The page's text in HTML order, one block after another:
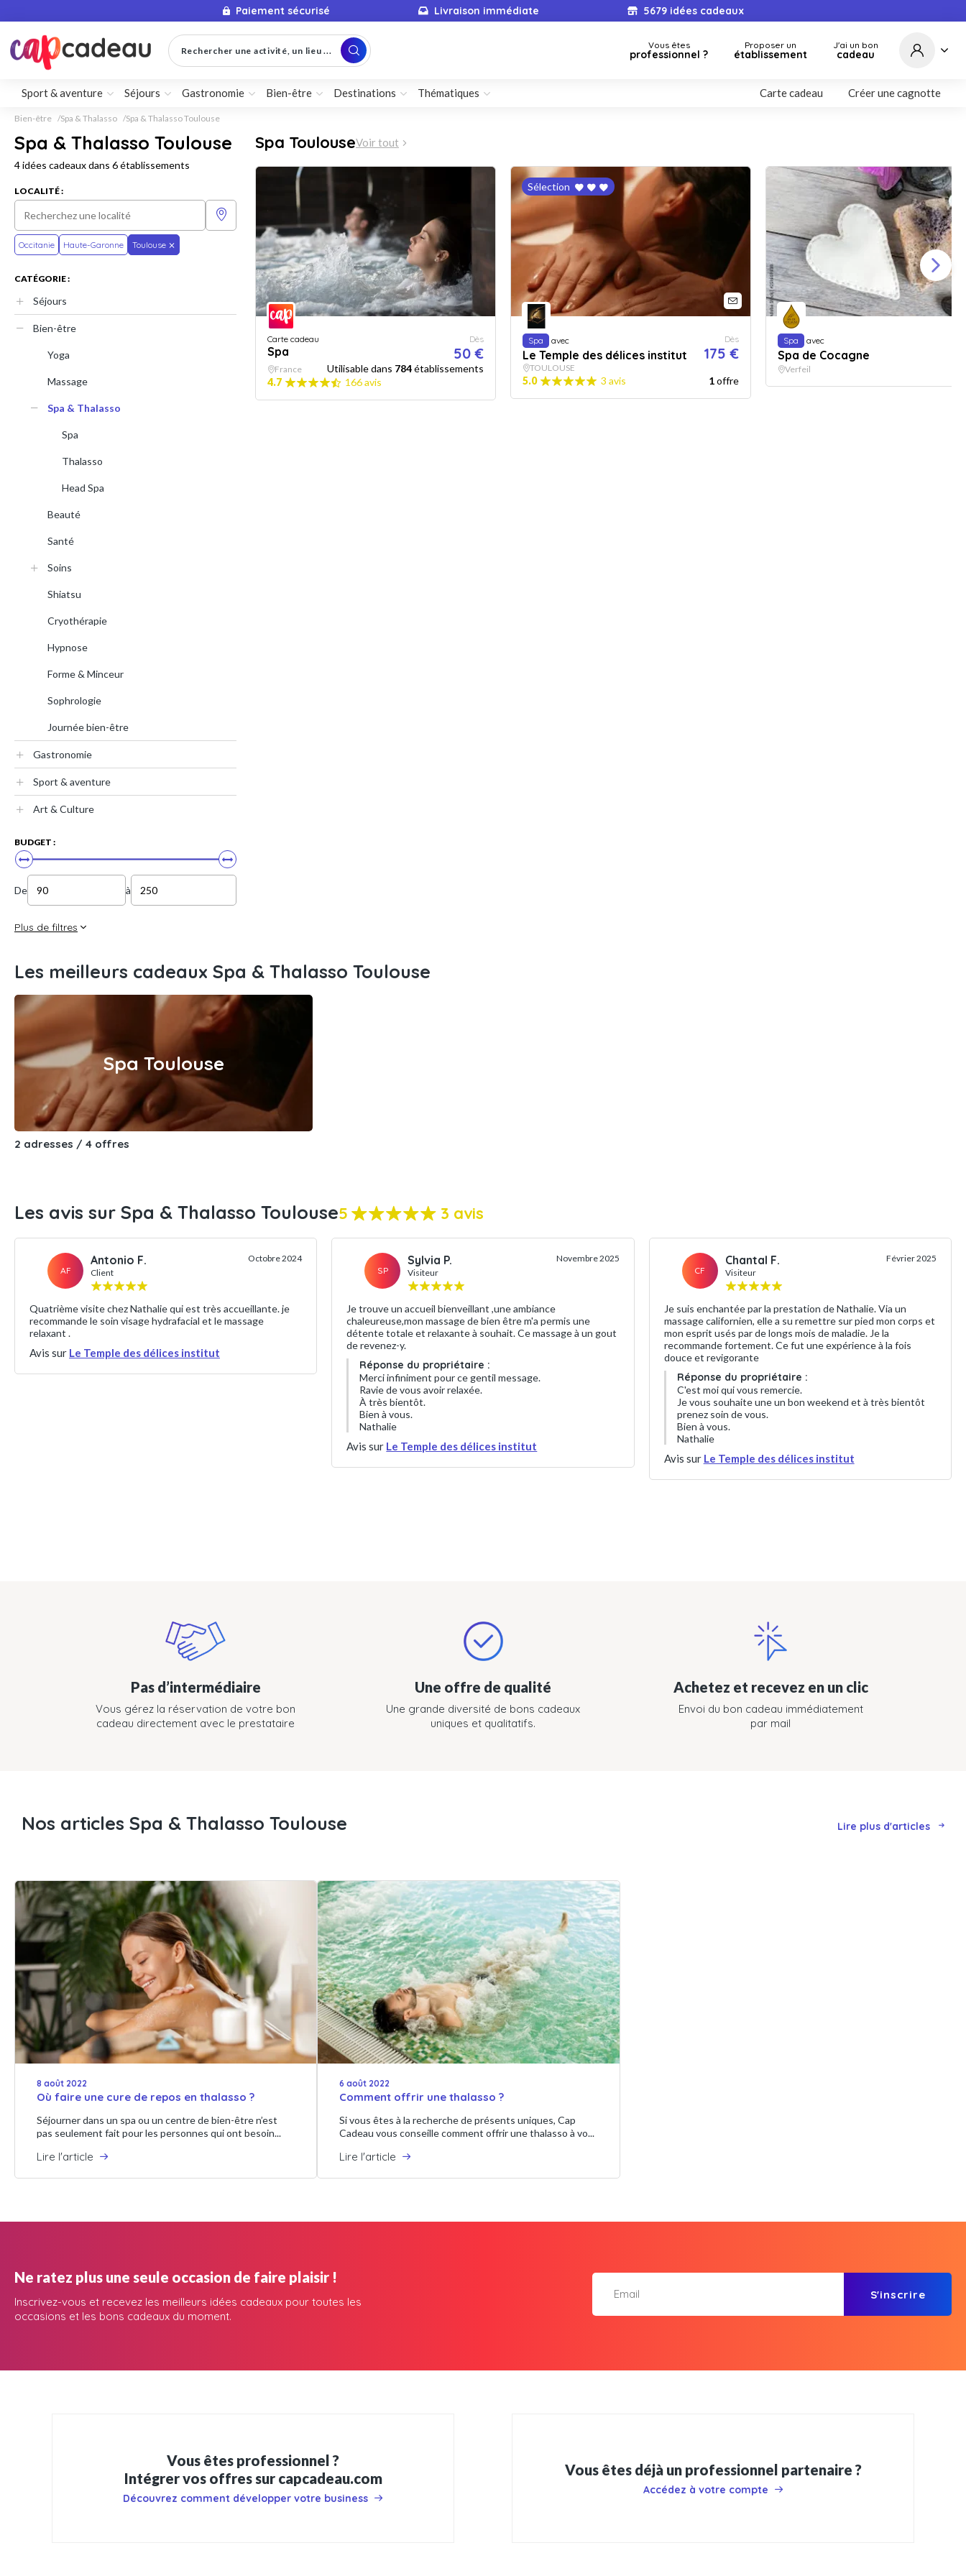
Paiement sécurisé Livraison immédiate 5679 idées cadeaux
Rechercher une activité, un lieu ... Vous êtes
professionnel ?
Proposer un
établissement
J'ai un bon
cadeau
Sport & aventure Séjours Gastronomie Bien-être Destinations Thématiques Carte cadeau Créer une cagnotte
Bien-être Spa & Thalasso Spa & Thalasso Toulouse
Spa & Thalasso Toulouse
4 idées cadeaux dans 6 établissements
LOCALITÉ :
Occitanie Haute-Garonne Toulouse
CATÉGORIE :
Séjours
Bien-être
Yoga
Massage
Spa & Thalasso
Spa
Thalasso
Head Spa
Beauté
Santé
Soins
Shiatsu
Cryothérapie
Hypnose
Forme & Minceur
Sophrologie
Journée bien-être
Gastronomie
Sport & aventure
Art & Culture
BUDGET :
De à
Plus de filtres
Spa ToulouseVoir tout
Carte cadeau
Spa
Dès
50 €
France Utilisable dans 784établissements
4.7
166 avis
Sélection
Spa avec
Le Temple des délices institut
Dès
175 €
TOULOUSE
5.0 3 avis 1offre
Spa avec
Spa de Cocagne
Verfeil
Les meilleurs cadeaux Spa & Thalasso Toulouse
Spa Toulouse
2 adresses / 4 offres
Les avis sur Spa & Thalasso Toulouse5 3 avis
AF
Antonio F.
Client
Octobre 2024
Quatrième visite chez Nathalie qui est très accueillante. je
recommande le soin visage hydrafacial et le massage
relaxant .
Avis sur Le Temple des délices institut
SP
Sylvia P.
Visiteur
Novembre 2025
Je trouve un accueil bienveillant ,une ambiance
chaleureuse,mon massage de bien être m'a permis une
détente totale et relaxante à souhait. Ce massage à un gout
de revenez-y.
Réponse du propriétaire :
Merci infiniment pour ce gentil message.
Ravie de vous avoir relaxée.
À très bientôt.
Bien à vous.
Nathalie
Avis sur Le Temple des délices institut
CF
Chantal F.
Visiteur
Février 2025
Je suis enchantée par la prestation de Nathalie. Via un
massage californien, elle a su remettre sur pied mon corps et
mon esprit usés par de longs mois de maladie. Je la
recommande fortement. Ce fut une expérience à la fois
douce et revigorante
Réponse du propriétaire :
C'est moi qui vous remercie.
Je vous souhaite une un bon weekend et à très bientôt
prenez soin de vous.
Bien à vous.
Nathalie
Avis sur Le Temple des délices institut
Pas d’intermédiaire
Vous gérez la réservation de votre bon
cadeau directement avec le prestataire
Une offre de qualité
Une grande diversité de bons cadeaux
uniques et qualitatifs.
Achetez et recevez en un clic
Envoi du bon cadeau immédiatement
par mail
Nos articles Spa & Thalasso Toulouse Lire plus d'articles
8 août 2022
Où faire une cure de repos en thalasso ?
Séjourner dans un spa ou un centre de bien-être n’est
pas seulement fait pour les personnes qui ont besoin...
Lire l'article
6 août 2022
Comment offrir une thalasso ?
Si vous êtes à la recherche de présents uniques, Cap
Cadeau vous conseille comment offrir une thalasso à vo...
Lire l'article
Ne ratez plus une seule occasion de faire plaisir !
Inscrivez-vous et recevez les meilleurs idées cadeaux pour toutes les
occasions et les bons cadeaux du moment.
S'inscrire
Vous êtes professionnel ?
Intégrer vos offres sur capcadeau.com
Découvrez comment développer votre business
Vous êtes déjà un professionnel partenaire ?
Accédez à votre compte